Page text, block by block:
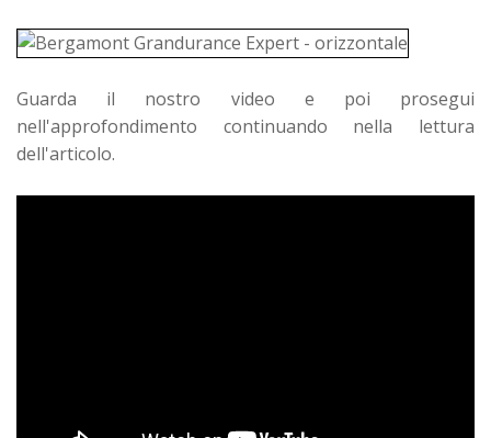
Guarda il nostro video e poi prosegui
nell'approfondimento continuando nella lettura
dell'articolo.